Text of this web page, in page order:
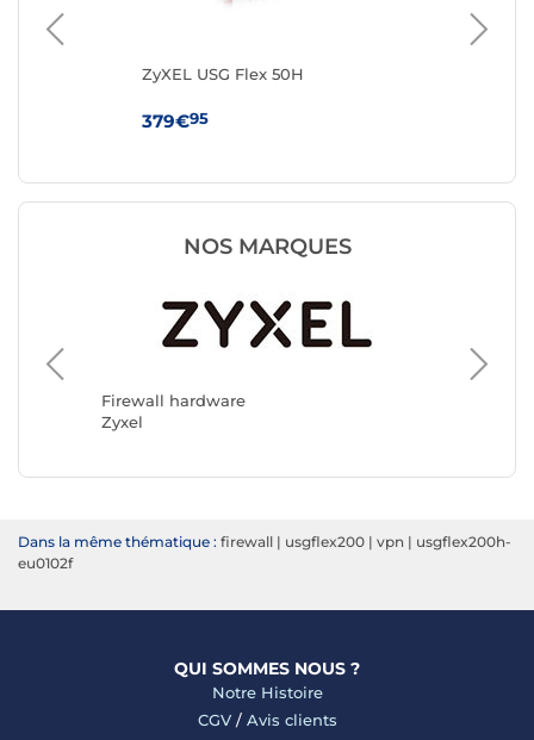
ZyXEL USG Flex 50H
379€95
NOS MARQUES
Firewall hardware
Zyxel
D-Link
Dans la même thématique : firewall | usgflex200 | vpn | usgflex200h-
eu0102f
QUI SOMMES NOUS ?
Notre Histoire
CGV/ Avis clients